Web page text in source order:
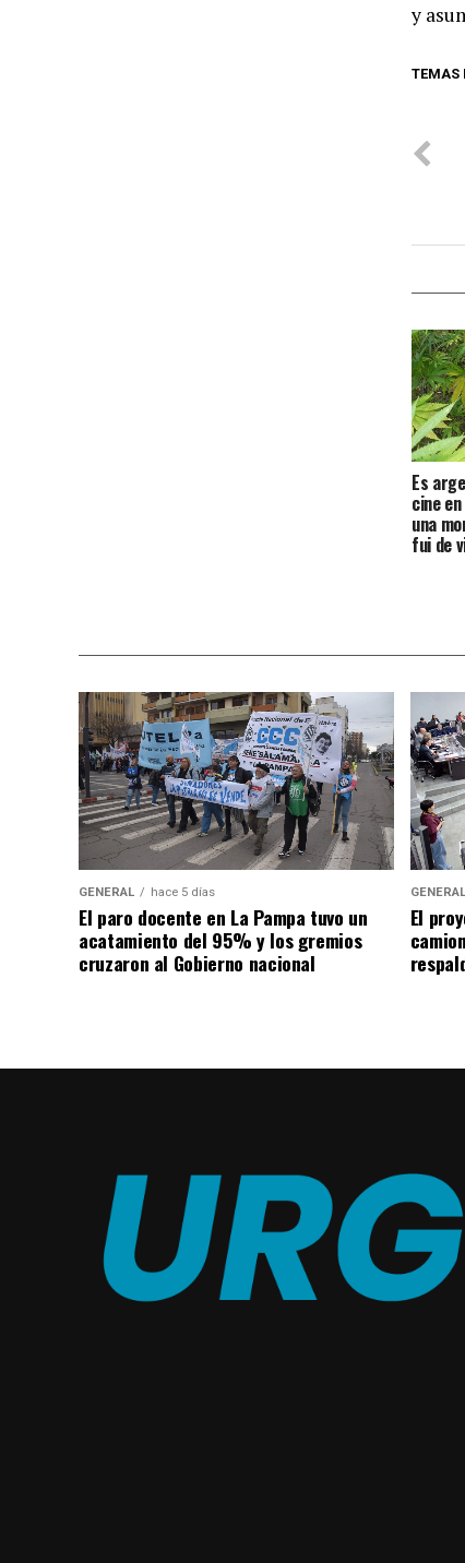
y
TEMAS
Es
cine
una
fui de
GENERAL hace 5 días
El paro docente en La Pampa tuvo un
acatamiento del 95% y los gremios
cruzaron al Gobierno nacional
GENERAL
El